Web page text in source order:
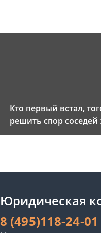
Кто первый встал,
решить спор соседей
Юридическая
8 (495)118-24-01